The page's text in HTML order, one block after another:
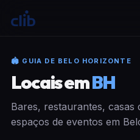
🏟 GUIA DE BELO HORIZONTE
Locais emBH
Bares, restaurantes, casas
espaços de eventos em